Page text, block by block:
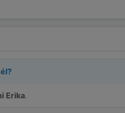
Erika.